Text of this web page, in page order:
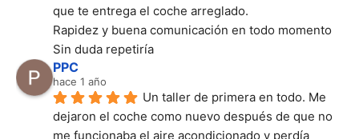
que te entrega el coche arreglado.
Rapidez y buena comunicación en todo momento
Sin duda repetiría
PPC
hace 1 año
Un taller de primera en todo. Me
dejaron el coche como nuevo después de que no
me funcionaba el aire acondicionado y perdía